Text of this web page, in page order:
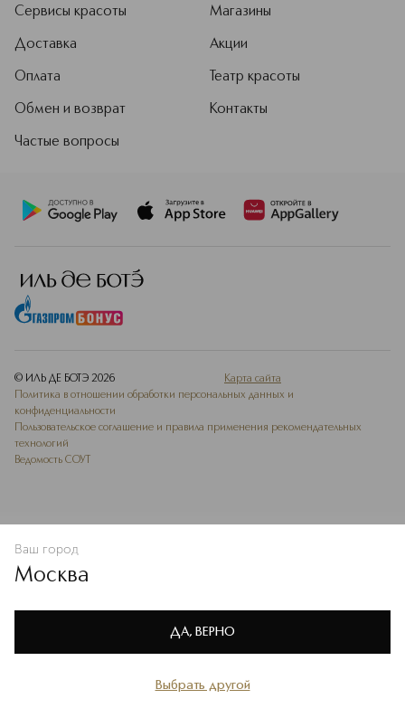
Политике конфиденциальности
В КОРЗИНУ
Сервисы красоты
Доставка
Оплата
Обмен и возврат
Частые вопросы
Магазины
Акции
Театр красоты
Контакты
© ИЛЬ ДЕ БОТЭ 2026
Карта сайта
Политика в отношении обработки персональных данных и
конфиденциальности
Пользовательское соглашение и правила применения рекомендательных
технологий
Ведомость СОУТ
Избранное
Ваш город
Москва
Выбрать другой
ДА, ВЕРНО